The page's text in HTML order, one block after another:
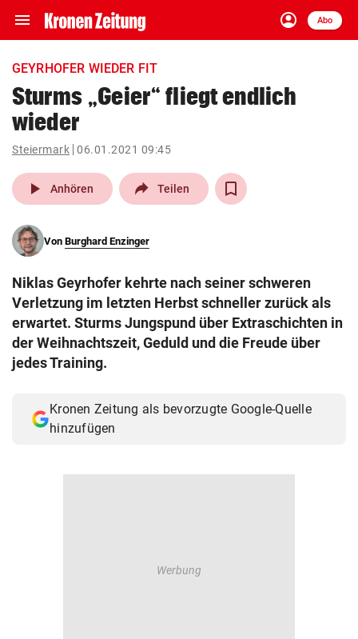
menu Navigation
ein-/ausklappen
account_circle
Anmelden
Abo
close Schließen
account_circle Anmelden
pin_drop
Wien arrow_right
search
eingeben
© Krone Multimedia GmbH & Co KG 2026
GEYRHOFER WIEDER FIT
Sturms „Geier“ fliegt endlich
wieder
Steiermark 06.01.2021 09:45
play_arrow Anhören Teilen
Von Burghard Enzinger
Niklas Geyrhofer kehrte nach seiner schweren
Verletzung im letzten Herbst schneller zurück als
erwartet. Sturms Jungspund über Extraschichten in
der Weihnachtszeit, Geduld und die Freude über
jedes Training.
Kronen Zeitung als bevorzugte Google-Quelle
hinzufügen